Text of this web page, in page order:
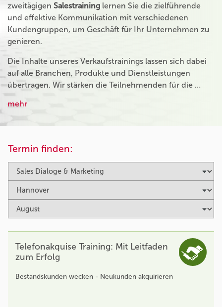
zweitägigen Salestraining lernen Sie die zielführende
und effektive Kommunikation mit verschiedenen
Kundengruppen, um Geschäft für Ihr Unternehmen zu
genieren.
Die Inhalte unseres Verkaufstrainings lassen sich dabei
auf alle Branchen, Produkte und Dienstleistungen
übertragen. Wir stärken die Teilnehmenden für die …
mehr
Termin finden:
Telefonakquise Training: Mit Leitfaden
zum Erfolg
Bestandskunden wecken - Neukunden akquirieren